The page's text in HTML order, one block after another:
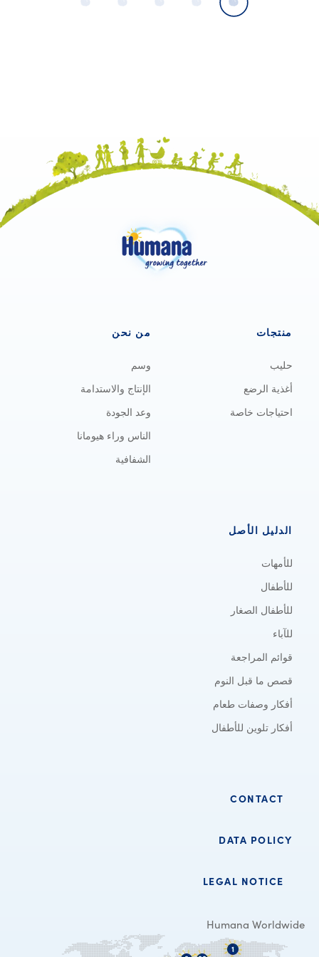
منتجات
حليب
أغذية الرضع
احتياجات خاصة
من نحن
وسم
الإنتاج والاستدامة
وعد الجودة
الناس وراء هيومانا
الشفافية
الدليل الأصل
للأمهات
للأطفال
للأطفال الصغار
للآباء
قوائم المراجعة
قصص ما قبل النوم
أفكار وصفات طعام
أفكار تلوين للأطفال
CONTACT
DATA POLICY
LEGAL NOTICE
Humana Worldwide